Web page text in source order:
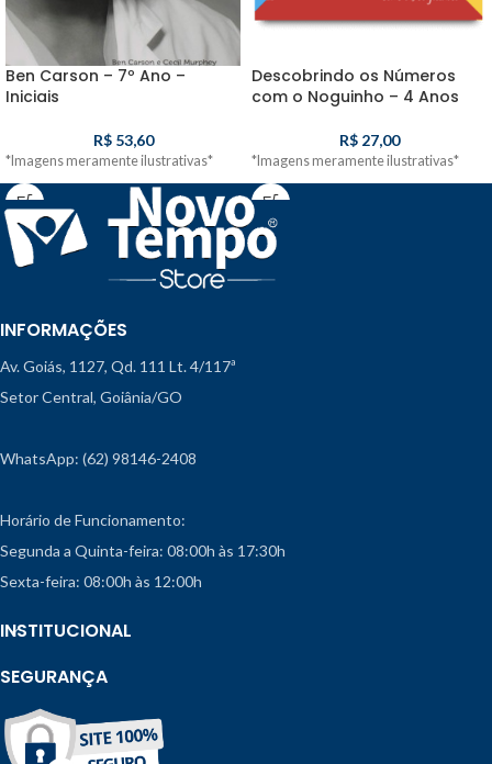
Ben Carson – 7º Ano –
Iniciais
R$53,60
*Imagens meramente ilustrativas*
Descobrindo os Números
com o Noguinho – 4 Anos
R$27,00
*Imagens meramente ilustrativas*
INFORMAÇÕES
Av. Goiás, 1127, Qd. 111 Lt. 4/117ª
Setor Central, Goiânia/GO
WhatsApp: (62) 98146-2408
Horário de Funcionamento:
Segunda a Quinta-feira: 08:00h às 17:30h
Sexta-feira: 08:00h às 12:00h
INSTITUCIONAL
SEGURANÇA